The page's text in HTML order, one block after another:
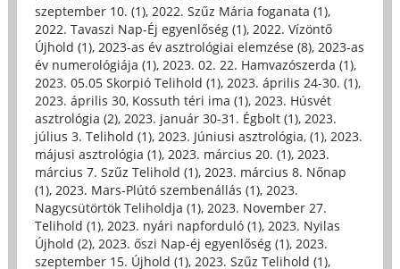
szeptember 10. (1), 2022. Szűz Mária foganata (1),
2022. Tavaszi Nap-Éj egyenlőség (1), 2022. Vízöntő
Újhold (1), 2023-as év asztrológiai elemzése (8), 2023-as
év numerológiája (1), 2023. 02. 22. Hamvazószerda (1),
2023. 05.05 Skorpió Telihold (1), 2023. április 24-30. (1),
2023. április 30, Kossuth téri ima (1), 2023. Húsvét
asztrológia (2), 2023. január 30-31. Égbolt (1), 2023.
július 3. Telihold (1), 2023. Júniusi asztrológia, (1), 2023.
májusi asztrológia (1), 2023. március 20. (1), 2023.
március 7. Szűz Telihold (1), 2023. március 8. Nőnap
(1), 2023. Mars-Plútó szembenállás (1), 2023.
Nagycsütörtök Teliholdja (1), 2023. November 27.
Telihold (1), 2023. nyári napforduló (1), 2023. Nyilas
Újhold (2), 2023. őszi Nap-éj egyenlőség (1), 2023.
szeptember 15. Újhold (1), 2023. Szűz Telihold (1),